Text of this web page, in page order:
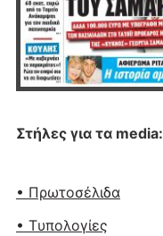
Στήλες για τα media:
• Πρωτοσέλιδα
• Tυπολογίες